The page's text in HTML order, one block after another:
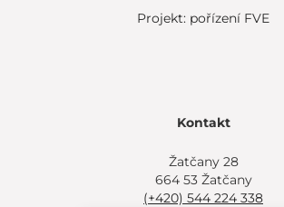
Projekt: pořízení FVE
Kontakt
Žatčany 28
664 53 Žatčany
(+420) 544 224 338